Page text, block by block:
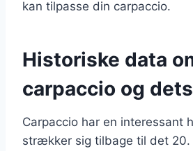
kan tilpasse din carpaccio.
Historiske data
carpaccio og
Carpaccio har en interessant
strækker sig tilbage til det 20.